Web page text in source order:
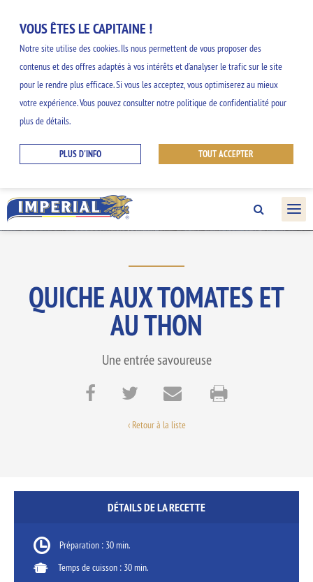
VOUS ÊTES LE CAPITAINE !
Notre site utilise des cookies. Ils nous permettent de vous proposer des
contenus et des offres adaptés à vos intérêts et d’analyser le trafic sur le site
pour le rendre plus efficace. Si vous les acceptez, vous optimiserez au mieux
votre expérience. Vous pouvez consulter notre politique de confidentialité pour
plus de détails.
PLUS D'INFO TOUT ACCEPTER
NOS INSPIRATIONS
Découvrez nos idées faciles et originales et
IMPERIAL.
QUICHE AUX TOMATES ET
AU THON
Une entrée savoureuse
‹ Retour à la liste
DÉTAILS DE LA RECETTE
Préparation : 30 min.
Temps de cuisson : 30 min.